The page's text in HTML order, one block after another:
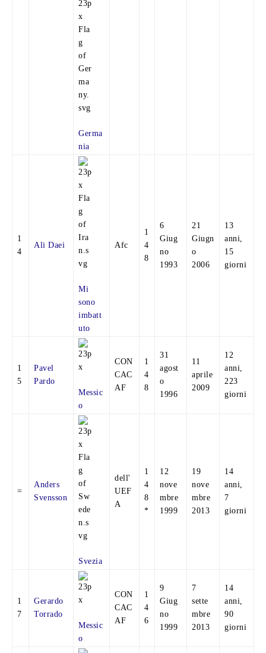
Germa
nia
1
4
Ali Daei
Mi
sono
imbatt
uto
Afc
1
4
8
6
Giug
no
1993
21
Giugn
o
2006
13
anni,
15
giorni
1
5
Pavel
Pardo
Messic
o
CON
CAC
AF
1
4
8
31
agost
o
1996
11
aprile
2009
12
anni,
223
giorni
=
Anders
Svensson
Svezia
dell'
UEF
A
1
4
8
*
12
nove
mbre
1999
19
nove
mbre
2013
14
anni,
7
giorni
1
7
Gerardo
Torrado
Messic
o
CON
CAC
AF
1
4
6
9
Giug
no
1999
7
sette
mbre
2013
14
anni,
90
giorni